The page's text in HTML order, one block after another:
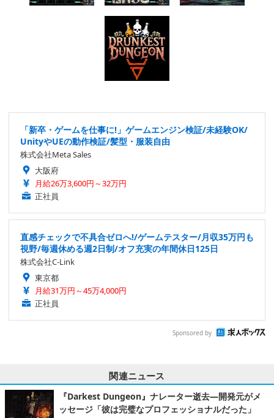
「新卒・ゲームを仕事に!」ゲームエンジン検証/未経験OK/
UnityやUEの動作検証/髪型・服装自由
株式会社Meta Sales
大阪府
月給26万3,600円～32万円
正社員
直感チェックで不具合ゼロへ!/ゲームテスター/月収35万円も
視野/毎週休める週2日制/オフ充実の年間休日125日
株式会社C-Link
東京都
月給31万円～45万4,000円
正社員
Sponsored by
関連ニュース
『Darkest Dungeon』ナレーター逝去―開発元がメ
ッセージ「彼は完璧なプロフェッショナルだった」